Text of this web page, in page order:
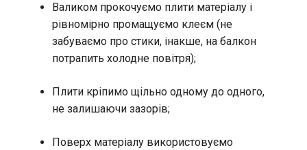
Валиком прокочуємо плити матеріалу і
рівномірно промащуємо клеєм (не
забуваємо про стики, інакше, на балкон
потрапить холодне повітря);
Плити кріпимо щільно одному до одного,
не залишаючи зазорів;
Поверх матеріалу використовуємо